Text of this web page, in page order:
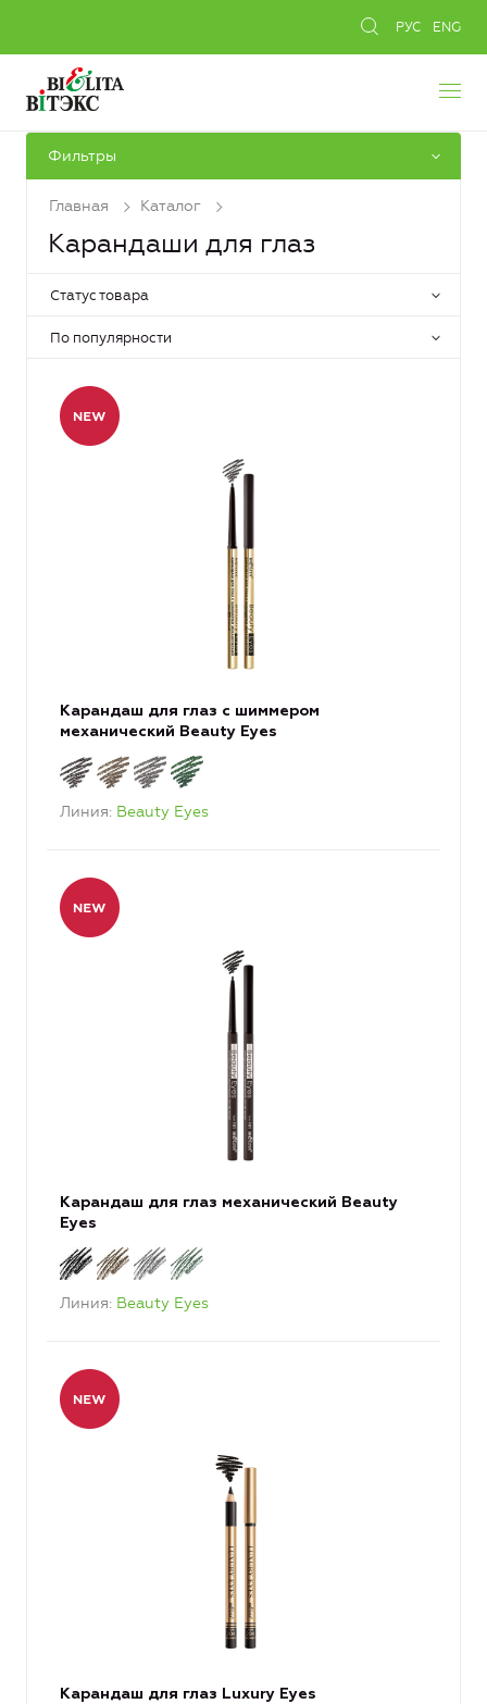
РУС ENG
Фильтры
Главная Каталог
Карандаши для глаз
Статус товара
По популярности
Карандаш для глаз с шиммером
механический Beauty Eyes
Линия Beauty Eyes
Карандаш для глаз механический Beauty
Eyes
Линия Beauty Eyes
Карандаш для глаз Luxury Eyes